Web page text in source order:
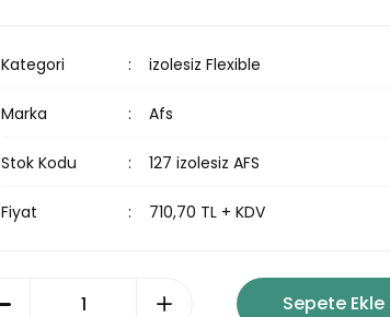
Kategori izolesiz Flexible
Marka Afs
Stok Kodu 127 izolesiz AFS
Fiyat 710,70 TL + KDV
Sepete Ekle